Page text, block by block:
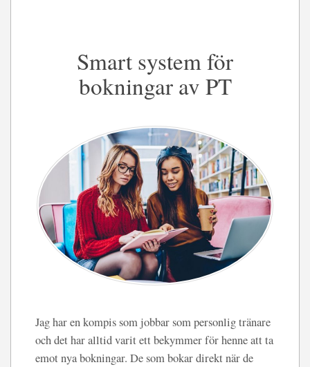
Smart system för
bokningar av PT
Jag har en kompis som jobbar som personlig tränare
och det har alltid varit ett bekymmer för henne att ta
emot nya bokningar. De som bokar direkt när de